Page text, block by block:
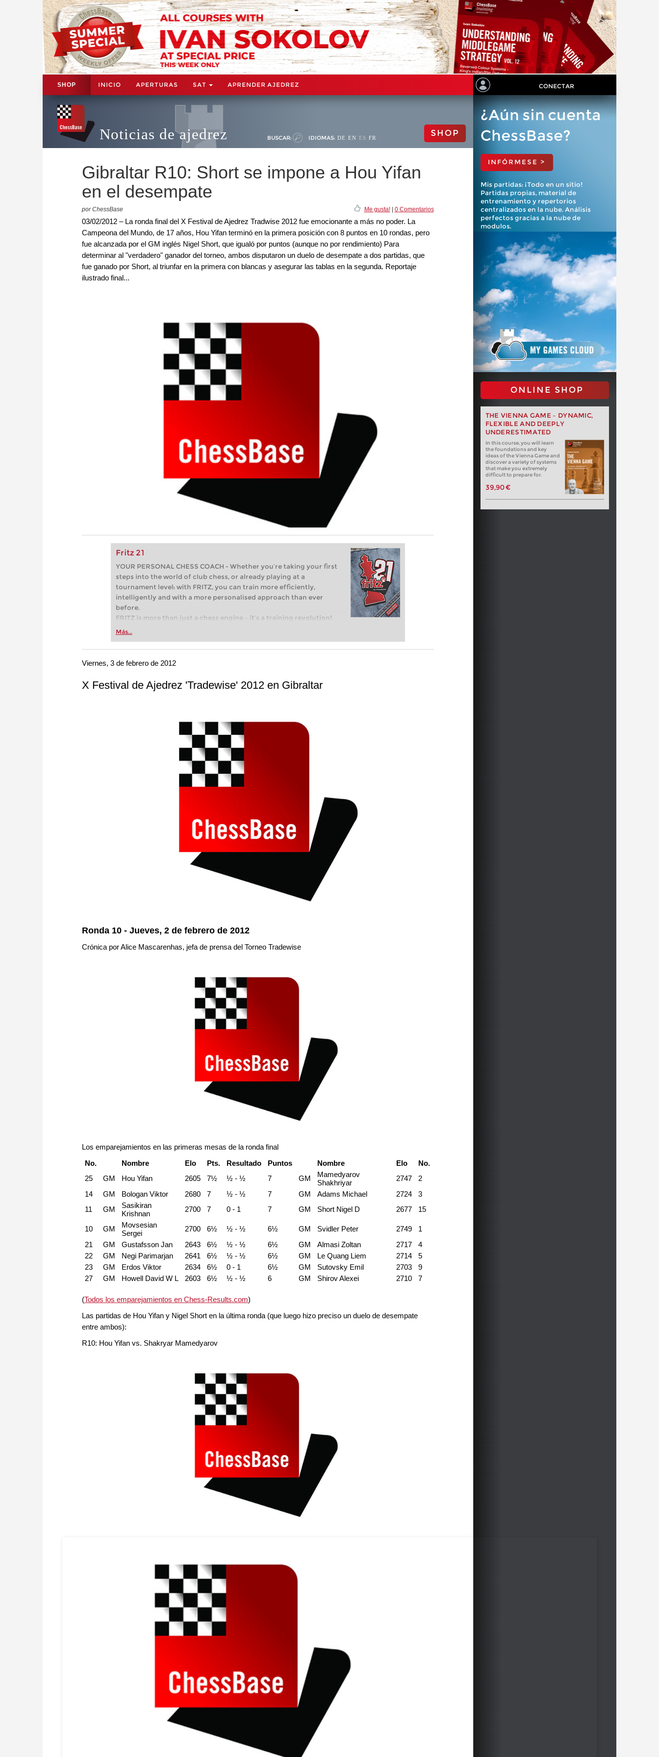
SHOP INICIO APERTURAS SAT APRENDER AJEDREZ CONECTAR
Noticias de ajedrez BUSCAR: IDIOMAS: DE EN ES FR SHOP
Gibraltar R10: Short se impone a Hou Yifan
en el desempate
por ChessBase Me gusta!| 0 Comentarios
03/02/2012 – La ronda final del X Festival de Ajedrez Tradwise 2012 fue emocionante a más no poder. La
Campeona del Mundo, de 17 años, Hou Yifan terminó en la primera posición con 8 puntos en 10 rondas, pero
fue alcanzada por el GM inglés Nigel Short, que igualó por puntos (aunque no por rendimiento) Para
determinar al "verdadero" ganador del torneo, ambos disputaron un duelo de desempate a dos partidas, que
fue ganado por Short, al triunfar en la primera con blancas y asegurar las tablas en la segunda. Reportaje
ilustrado final...
Fritz 21
YOUR PERSONAL CHESS COACH - Whether you’re taking your first
steps into the world of club chess, or already playing at a
tournament level: with FRITZ, you can train more efficiently,
intelligently and with a more personalised approach than ever
before.
FRITZ is more than just a chess engine – it’s a training revolution!
Whether you’re taking your first steps into the world of club chess,
more efficiently, intelligently and with a more personalised
approach than ever before.
Más...
¿Aún sin cuenta
ChessBase?
INFÓRMESE >
Mis partidas: ¡Todo en un sitio!
Partidas propias, material de
entrenamiento y repertorios
centralizados en la nube. Análisis
perfectos gracias a la nube de
modulos.
ONLINE SHOP
THE VIENNA GAME – DYNAMIC,
FLEXIBLE AND DEEPLY
UNDERESTIMATED
In this course, you will learn
the foundations and key
ideas of the Vienna Game and
discover a variety of systems
that make you extremely
difficult to prepare for.
39,90 €
Viernes, 3 de febrero de 2012
X Festival de Ajedrez 'Tradewise' 2012 en Gibraltar
Ronda 10 - Jueves, 2 de febrero de 2012
Crónica por Alice Mascarenhas, jefa de prensa del Torneo Tradewise
Los emparejamientos en las primeras mesas de la ronda final
No.
Nombre Elo Pts. Resultado Puntos Nombre Elo
No.
25
GM Hou Yifan 2605 7½ ½ - ½ 7 GM
Mamedyarov
Shakhriyar
2747
2
14
GM Bologan Viktor 2680 7 ½ - ½ 7 GM Adams Michael 2724
3
11
GM
Sasikiran
Krishnan
2700 7 0 - 1 7 GM Short Nigel D 2677 15
10 GM
Movsesian
Sergei
2700 6½ ½ - ½ 6½ GM Svidler Peter 2749
1
21
GM Gustafsson Jan 2643 6½ ½ - ½ 6½ GM Almasi Zoltan 2717
4
22
GM Negi Parimarjan 2641 6½ ½ - ½ 6½ GM Le Quang Liem 2714
5
23
GM Erdos Viktor 2634 6½ 0 - 1 6½ GM Sutovsky Emil 2703
9
27
GM Howell David W L 2603 6½ ½ - ½ 6 GM Shirov Alexei 2710 7
(Todos los emparejamientos en Chess-Results.com)
Las partidas de Hou Yifan y Nigel Short en la última ronda (que luego hizo preciso un duelo de desempate
entre ambos):
R10: Hou Yifan vs. Shakryar Mamedyarov